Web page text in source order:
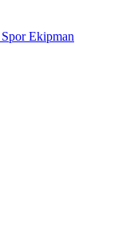
Spor Ekipman